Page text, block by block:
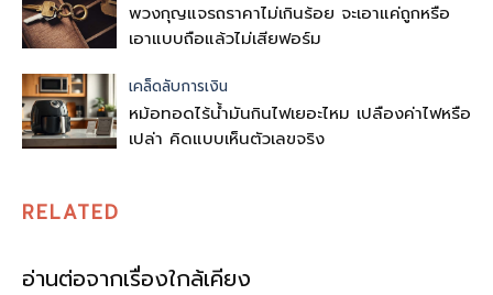
พวงกุญแจรถราคาไม่เกินร้อย จะเอาแค่ถูกหรือ
เอาแบบถือแล้วไม่เสียฟอร์ม
เคล็ดลับการเงิน
หม้อทอดไร้น้ำมันกินไฟเยอะไหม เปลืองค่าไฟหรือ
เปล่า คิดแบบเห็นตัวเลขจริง
RELATED
อ่านต่อจากเรื่องใกล้เคียง